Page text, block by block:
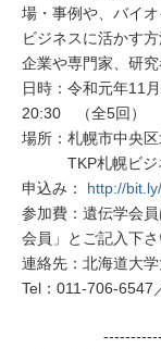
場・事例や、バイ
ビジネスに活かす
企業や専門家、研
日時：令和元年11
20:30 （全5回）
場所：札幌市中央
TKP札幌ビジネ
申込み： http://
参加費：遺伝学会
会員」とご記入下さ
連絡先：北海道大
Tel：011-706-6547